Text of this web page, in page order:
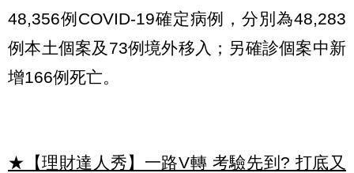
48,356例COVID-19確定病例，分別為48,283
例本土個案及73例境外移入；另確診個案中新
增166例死亡。
★【理財達人秀】一路V轉 考驗先到? 打底又